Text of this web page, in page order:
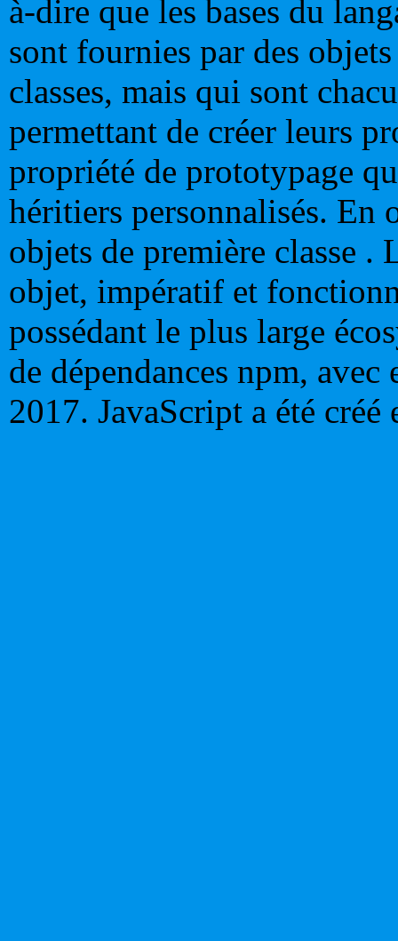
à-dire que les bases du
sont fournies par des
classes, mais qui sont
permettant de créer leurs
propriété de prototypage
héritiers personnalisés. En
objets de première classe .
objet, impératif et
possédant le plus large
de dépendances npm,
2017. JavaScript a été